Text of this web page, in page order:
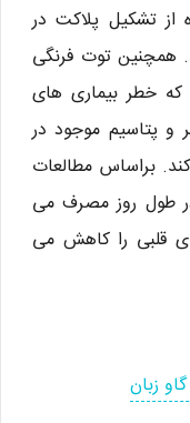
از تشکیل پلاکت در
همچنین توت فرنگی
خطر بیماری های
پتاسیم موجود در
براساس مطالعات
طول روز مصرف می
های قلبی را کاهش می
زبان